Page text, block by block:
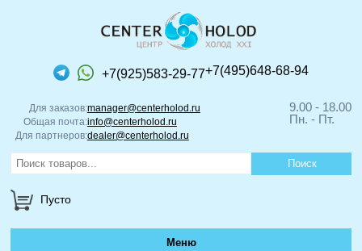
+7(925)583-29-77+7(495)648-68-94
Для заказов:manager@centerholod.ru
Общая почта:info@centerholod.ru
Для партнеров:dealer@centerholod.ru
9.00 - 18.00
Пн. - Пт.
Пусто
Меню